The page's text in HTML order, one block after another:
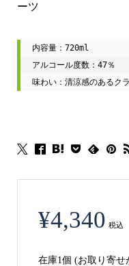
ーツ
内容量：720ml
アルコール度数：47％
味わい：清涼感のあるク
¥4,340 税込
在庫1個 (お取り寄せ